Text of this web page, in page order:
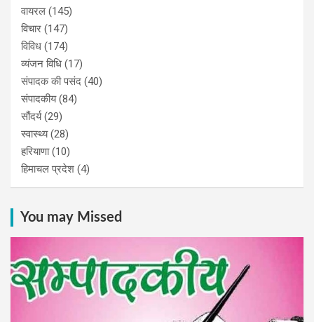
वायरल (145)
विचार (147)
विविध (174)
व्यंजन विधि (17)
संपादक की पसंद (40)
संपादकीय(84)
सौंदर्य(29)
स्वास्थ्य(28)
हरियाणा(10)
हिमाचल प्रदेश (4)
You may Missed